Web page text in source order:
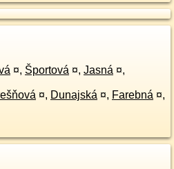
¤, Športová ¤, Jasná ¤,
¤, Dunajská ¤, Farebná ¤,